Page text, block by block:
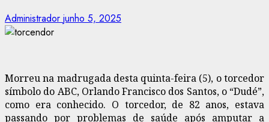
Administrador junho 5, 2025
Morreu na madrugada desta quinta-feira (5), o torcedor
símbolo do ABC, Orlando Francisco dos Santos, o “Dudé”,
como era conhecido. O torcedor, de 82 anos, estava
passando por problemas de saúde após amputar a